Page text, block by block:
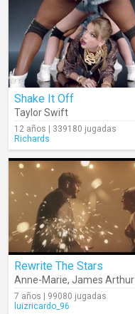
Shake It Off
Taylor Swift
12 años | 339180 jugadas
Richards
Rewrite The Stars
Anne-Marie, James Arthur
7 años | 99080 jugadas
luizricardo_96